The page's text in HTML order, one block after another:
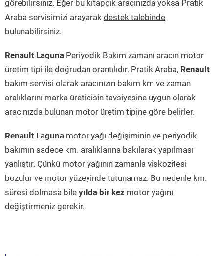
görebilirsiniz. Eğer bu kitapçık aracınızda yoksa Pratik
Araba servisimizi arayarak destek talebinde
bulunabilirsiniz.
Renault Laguna Periyodik Bakım zamanı aracın motor
üretim tipi ile doğrudan orantılıdır. Pratik Araba, Renault
bakım servisi olarak aracınızın bakım km ve zaman
aralıklarını marka üreticisin tavsiyesine uygun olarak
aracınızda bulunan motor üretim tipine göre belirler.
Renault Laguna motor yağı değişiminin ve periyodik
bakımın sadece km. aralıklarına bakılarak yapılması
yanlıştır. Çünkü motor yağının zamanla viskozitesi
bozulur ve motor yüzeyinde tutunamaz. Bu nedenle km.
süresi dolmasa bile yılda bir kez motor yağını
değiştirmeniz gerekir.